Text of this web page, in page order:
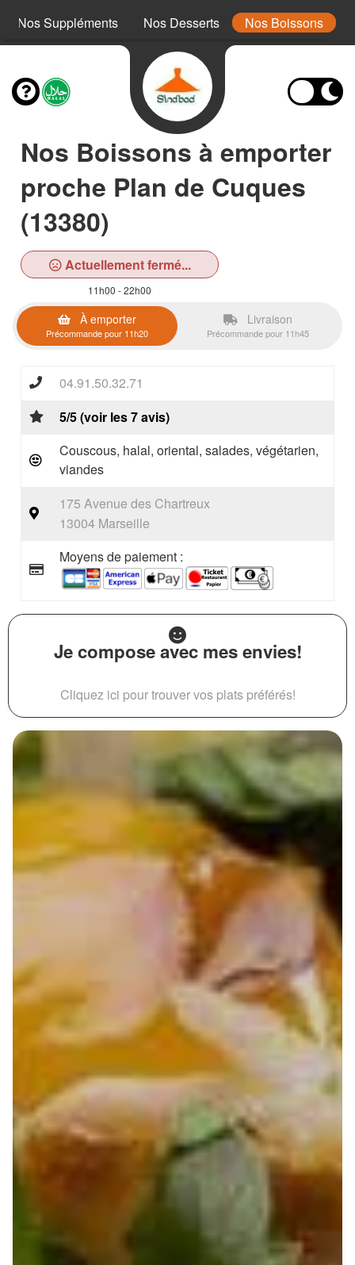
Nos Suppléments Nos Desserts Nos Boissons
Nos Boissons à emporter
proche Plan de Cuques
(13380)
Actuellement fermé...
11h00 - 22h00
À emporter
Précommande pour 11h20
Livraison
Précommande pour 11h45
04.91.50.32.71
5/5 (voir les 7 avis)
Couscous, halal, oriental, salades, végétarien,
viandes
175 Avenue des Chartreux
13004 Marseille
Moyens de paiement :
Je compose avec mes envies!
Cliquez ici pour trouver vos plats préférés!